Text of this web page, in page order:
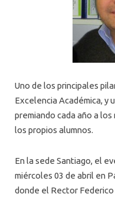
Uno de los principales
Excelencia Académica, y
premiando cada año a
los propios alumnos.
En la sede Santiago, el
miércoles 03 de abril en
donde el Rector